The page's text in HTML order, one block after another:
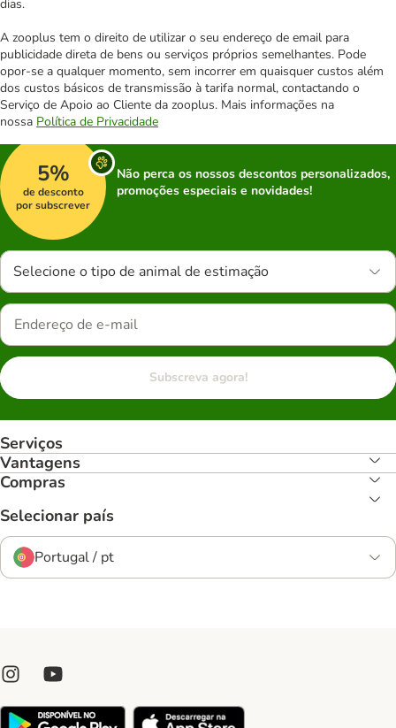
dias.
A zooplus tem o direito de utilizar o seu endereço de email para
publicidade direta de bens ou serviços próprios semelhantes. Pode
opor-se a qualquer momento, sem incorrer em quaisquer custos além
dos custos básicos de transmissão à tarifa normal, contactando o
Serviço de Apoio ao Cliente da zooplus. Mais informações na
nossa Política de Privacidade
5%
de desconto
por subscrever
Não perca os nossos descontos personalizados,
promoções especiais e novidades!
Selecione o tipo de animal de estimação
Subscreva agora!
Serviços
Vantagens
Compras
Selecionar país
Portugal / pt